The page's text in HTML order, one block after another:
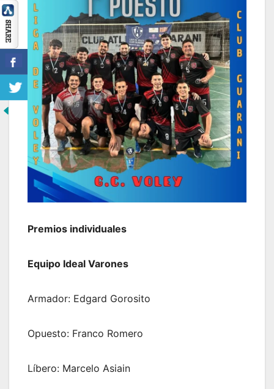
Premios individuales
Equipo Ideal Varones
Armador: Edgard Gorosito
Opuesto: Franco Romero
Líbero: Marcelo Asiain